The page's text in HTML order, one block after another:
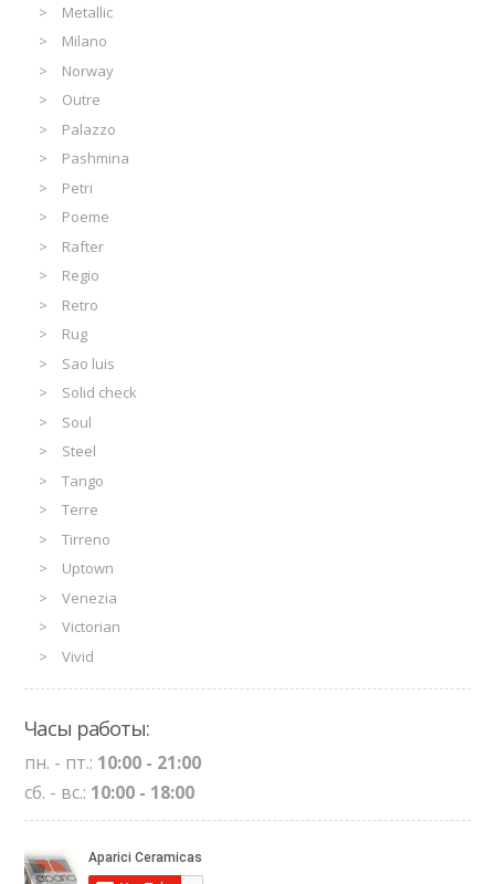
Metallic
Milano
Norway
Outre
Palazzo
Pashmina
Petri
Poeme
Rafter
Regio
Retro
Rug
Sao luis
Solid check
Soul
Steel
Tango
Terre
Tirreno
Uptown
Venezia
Victorian
Vivid
Часы работы:
пн. - пт.: 10:00 - 21:00
сб. - вс.: 10:00 - 18:00